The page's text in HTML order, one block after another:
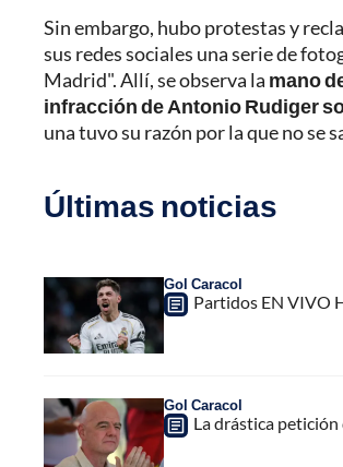
Sin embargo, hubo protestas y
sus redes sociales una serie de
Madrid". Allí, se observa la mano
infracción de Antonio Rudiger
una tuvo su razón por la que no se
Últimas noticias
Gol Caracol
Partidos EN VIVO
Gol Caracol
La drástica